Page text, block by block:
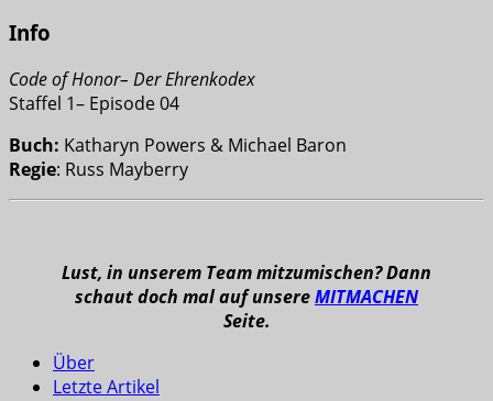
Info
Code of Honor– Der Ehrenkodex
Staffel 1– Episode 04
Buch: Katharyn Powers & Michael Baron
Regie: Russ Mayberry
Lust, in unserem Team mitzumischen? Dann
schaut doch mal auf unsereMITMACHEN
Seite.
Über
Letzte Artikel